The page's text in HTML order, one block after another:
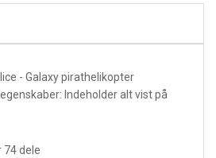
- Galaxy pirathelikopter
Indeholder alt vist på
74 dele